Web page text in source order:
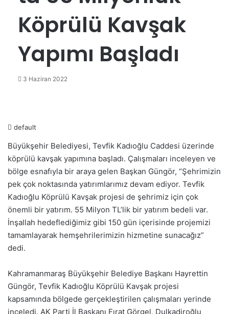
Köprülü Kavşak
Yapımı Başladı
3 Haziran 2022
default
Büyükşehir Belediyesi, Tevfik Kadıoğlu Caddesi üzerinde
köprülü kavşak yapımına başladı. Çalışmaları inceleyen ve
bölge esnafıyla bir araya gelen Başkan Güngör, “Şehrimizin
pek çok noktasında yatırımlarımız devam ediyor. Tevfik
Kadıoğlu Köprülü Kavşak projesi de şehrimiz için çok
önemli bir yatırım. 55 Milyon TL’lik bir yatırım bedeli var.
İnşallah hedeflediğimiz gibi 150 gün içerisinde projemizi
tamamlayarak hemşehrilerimizin hizmetine sunacağız”
dedi.
Kahramanmaraş Büyükşehir Belediye Başkanı Hayrettin
Güngör, Tevfik Kadıoğlu Köprülü Kavşak projesi
kapsamında bölgede gerçekleştirilen çalışmaları yerinde
inceledi. AK Parti İl Başkanı Fırat Görgel, Dulkadiroğlu